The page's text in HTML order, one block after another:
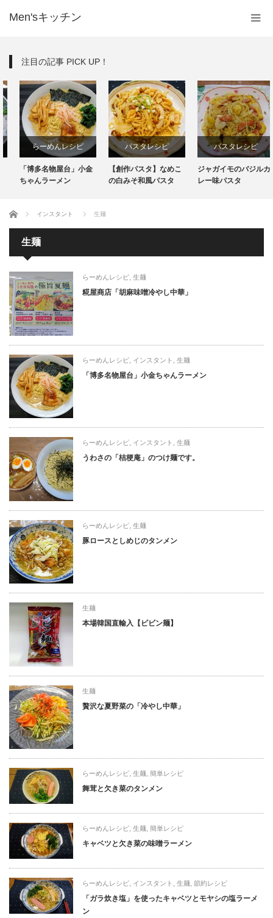
Men'sキッチン
注目の記事 PICK UP！
らーめんレシピ
インスタント
「博多名物屋台」小金
ちゃんラーメン
パスタレシピ
【創作パスタ】なめこ
の白みそ和風パスタ
パスタレシピ
ジャガイモのバジルカ
レー味パスタ
ホーム インスタント 生麺
生麺
らーめんレシピ, 生麺
糀屋商店「胡麻味噌冷やし中華」
らーめんレシピ, インスタント 生麺
「博多名物屋台」小金ちゃんラーメン
らーめんレシピ, インスタント 生麺
うわさの「桔梗庵」のつけ麺です。
らーめんレシピ, 生麺
豚ロースとしめじのタンメン
生麺
本場韓国直輸入【ビビン麺】
生麺
贅沢な夏野菜の「冷やし中華」
らーめんレシピ, 生麺, 簡単レシピ
舞茸と欠き菜のタンメン
らーめんレシピ, 生麺, 簡単レシピ
キャベツと欠き菜の味噌ラーメン
らーめんレシピ, インスタント 生麺, 節約レシピ
「ガラ炊き塩」を使ったキャベツとモヤシの塩ラーメ
ン